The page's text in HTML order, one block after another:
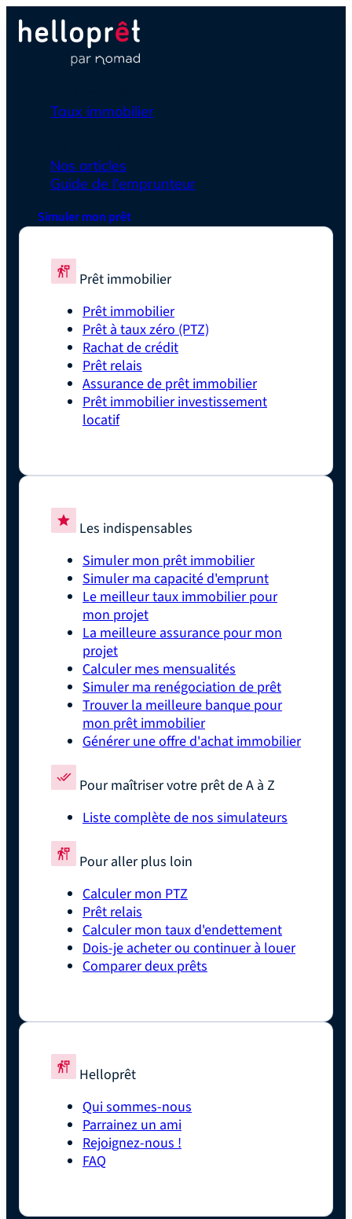
Taux immobilier
Nos articles
Guide de l'emprunteur
Simuler mon prêt
Prêt immobilier
Prêt immobilier
Prêt à taux zéro (PTZ)
Rachat de crédit
Prêt relais
Assurance de prêt immobilier
Prêt immobilier investissement
locatif
Les indispensables
Simuler mon prêt immobilier
Simuler ma capacité d'emprunt
Le meilleur taux immobilier pour
mon projet
La meilleure assurance pour mon
projet
Calculer mes mensualités
Simuler ma renégociation de prêt
Trouver la meilleure banque pour
mon prêt immobilier
Générer une offre d'achat immobilier
Pour maîtriser votre prêt de A à Z
Liste complète de nos simulateurs
Pour aller plus loin
Calculer mon PTZ
Prêt relais
Calculer mon taux d'endettement
Dois-je acheter ou continuer à louer
Comparer deux prêts
Helloprêt
Qui sommes-nous
Parrainez un ami
Rejoignez-nous !
FAQ